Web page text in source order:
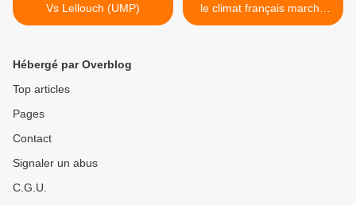
Vs Lellouch (UMP)
le climat français marche
sur la tête! >
Hébergé par Overblog
Top articles
Pages
Contact
Signaler un abus
C.G.U.